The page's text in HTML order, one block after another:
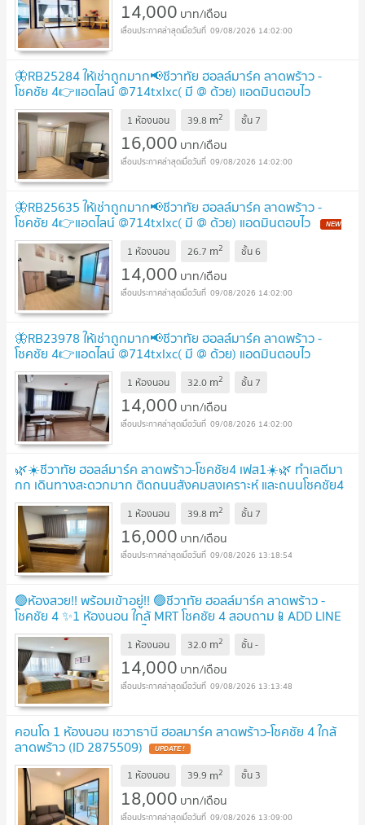
14,000 บาท/เดือน
09/08/2026 14:02:00
🦋RB25284 ให้เช่าถูกมาก📢ชีวาทัย ฮอลล์มาร์ค ลาดพร้าว -
โชคชัย 4👉แอดไลน์ @714txlxc( มี @ ด้วย) แอดมินตอบไว
UPDATE !
1 ห้องนอน 39.8 m2 ชั้น 7
16,000 บาท/เดือน
09/08/2026 14:02:00
🦋RB25635 ให้เช่าถูกมาก📢ชีวาทัย ฮอลล์มาร์ค ลาดพร้าว -
โชคชัย 4👉แอดไลน์ @714txlxc( มี @ ด้วย) แอดมินตอบไว NEW
!
1 ห้องนอน 26.7 m2 ชั้น6
14,000 บาท/เดือน
09/08/2026 14:02:00
🦋RB23978 ให้เช่าถูกมาก📢ชีวาทัย ฮอลล์มาร์ค ลาดพร้าว -
โชคชัย 4👉แอดไลน์ @714txlxc( มี @ ด้วย) แอดมินตอบไว
UPDATE !
1 ห้องนอน 32.0 m2 ชั้น 7
14,000 บาท/เดือน
09/08/2026 14:02:00
🌿☀️ชีวาทัย ฮอลล์มาร์ค ลาดพร้าว-โชคชัย4 เฟส1☀️🌿 ทำเลดีมา
กก เดินทางสะดวกมาก ติดถนนสังคมสงเคราะห์ และถนนโชคชัย4
นาคนิวาส ลาดพร้าว71
1 ห้องนอน 39.8 m2 ชั้น 7
16,000 บาท/เดือน
09/08/2026 13:18:54
🟢ห้องสวย!! พร้อมเข้าอยู่!! 🟢ชีวาทัย ฮอลล์มาร์ค ลาดพร้าว -
โชคชัย 4 ✨1 ห้องนอน ใกล้ MRT โชคชัย 4 สอบถาม📱ADD LINE
@572aurac แอดมินตอบไว✨
1 ห้องนอน 32.0 m2 ชั้น-
14,000 บาท/เดือน
09/08/2026 13:13:48
คอนโด 1 ห้องนอน เชวาธานี ฮอลมาร์ค ลาดพร้าว-โชคชัย 4 ใกล้
ลาดพร้าว (ID 2875509) UPDATE !
1 ห้องนอน 39.9 m2 ชั้น 3
18,000 บาท/เดือน
09/08/2026 13:09:00